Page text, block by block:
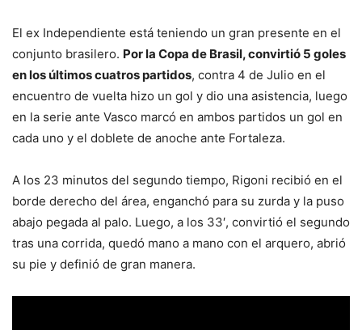
El ex Independiente está teniendo un gran presente en el
conjunto brasilero. Por la Copa de Brasil, convirtió 5 goles
en los últimos cuatros partidos, contra 4 de Julio en el
encuentro de vuelta hizo un gol y dio una asistencia, luego
en la serie ante Vasco marcó en ambos partidos un gol en
cada uno y el doblete de anoche ante Fortaleza.
A los 23 minutos del segundo tiempo, Rigoni recibió en el
borde derecho del área, enganchó para su zurda y la puso
abajo pegada al palo. Luego, a los 33′, convirtió el segundo
tras una corrida, quedó mano a mano con el arquero, abrió
su pie y definió de gran manera.